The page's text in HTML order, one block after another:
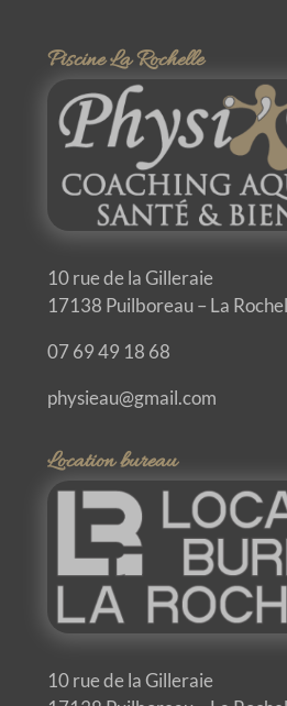
Piscine La Rochelle
10 rue de la Gilleraie
17138 Puilboreau – La
07 69 49 18 68
physieau@gmail.com
Location bureau
10 rue de la Gilleraie